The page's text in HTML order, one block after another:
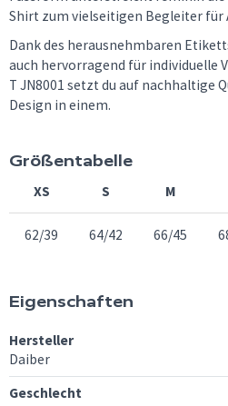
Shirt zum vielseitigen Begleiter für
Dank des herausnehmbaren
auch hervorragend für individuelle
T JN8001 setzt du auf nachhaltige
Design in einem.
Größentabelle
XS S M
62/39 64/42 66/45
Eigenschaften
Hersteller
Daiber
Geschlecht